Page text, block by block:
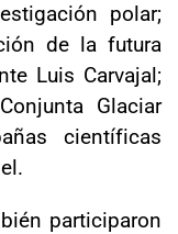
polar;
de la futura
Luis Carvajal;
Glaciar
científicas
participaron